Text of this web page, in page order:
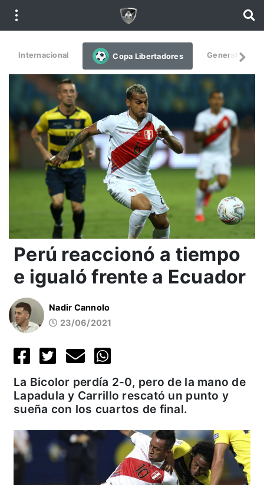
Internacional Copa Libertadores General
Perú reaccionó a tiempo
e igualó frente a Ecuador
Nadir Cannolo
23/06/2021
La Bicolor perdía 2-0, pero de la mano de
Lapadula y Carrillo rescató un punto y
sueña con los cuartos de final.